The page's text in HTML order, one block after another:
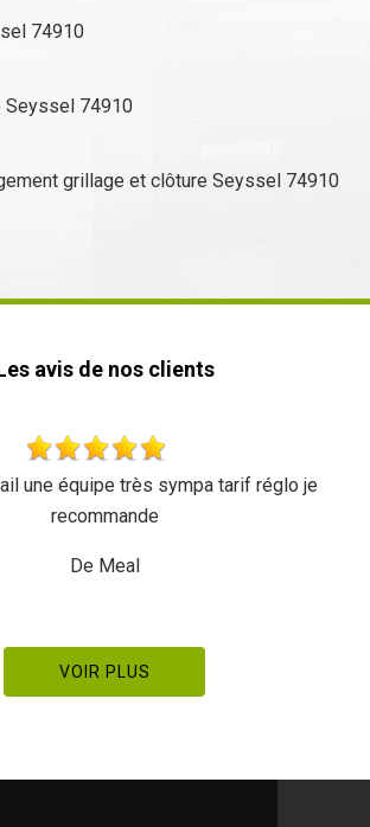
74910
Seyssel 74910
grillage et clôture Seyssel 74910
avis de nos clients
très sympa tarif réglo je
VOIR PLUS